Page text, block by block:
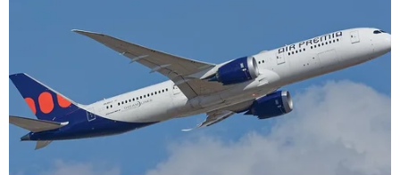
Vận chuyển quá cảnh hàng giả và
xâm phạm sở hữu trí tuệ diễn biến
phức tạp
05/08/2026 13:44
Xuất khẩu gạo Thái Lan giảm gần